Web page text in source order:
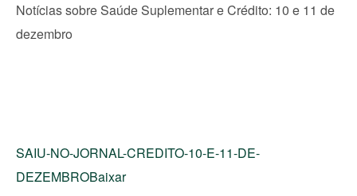
Notícias sobre Saúde Suplementar e Crédito: 10 e 11 de
dezembro
SAIU-NO-JORNAL-CREDITO-10-E-11-DE-
DEZEMBROBaixar